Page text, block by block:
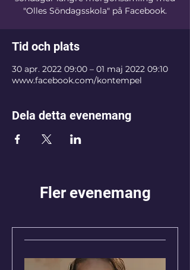
"Olles Söndagsskola" på Facebook.
Tid och plats
30 apr. 2022 09:00 – 01 maj 2022 09:10
www.facebook.com/kontempel
Dela detta evenemang
Fler evenemang